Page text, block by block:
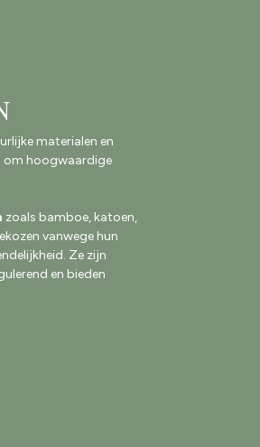
materialen en
om hoogwaardige
zoals bamboe, katoen,
vanwege hun
Ze zijn
en bieden